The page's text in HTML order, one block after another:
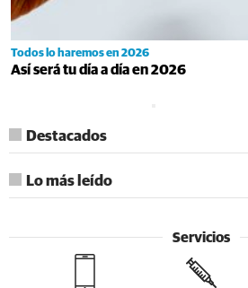
Todos lo haremos en 2026
Así será tu día a día en 2026
Destacados
Lo más leído
Servicios